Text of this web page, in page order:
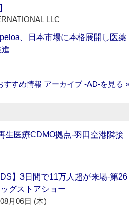
LLC
、日本市場に本格展開し医薬
すすめ情報 アーカイブ ‐AD‐を見る »
生医療CDMO拠点‐羽田空港隣接
】3日間で11万人超が来場‐第26
グストアショー
月06日 (木)